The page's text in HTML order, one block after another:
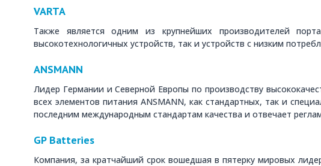
VARTA
Также является одним из крупнейших производителей
высокотехнологичных устройств, так и устройств с низким
ANSMANN
Лидер Германии и Северной Европы по производству
всех элементов питания ANSMANN, как стандартных, так и
последним международным стандартам качества и отвечает
GP Batteries
Компания, за кратчайший срок вошедшая в пятерку мировых